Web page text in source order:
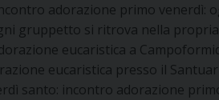
adorazione primo
gruppetto si ritrova nella
eucaristica a
eucaristica presso il
santo: incontro adorazione